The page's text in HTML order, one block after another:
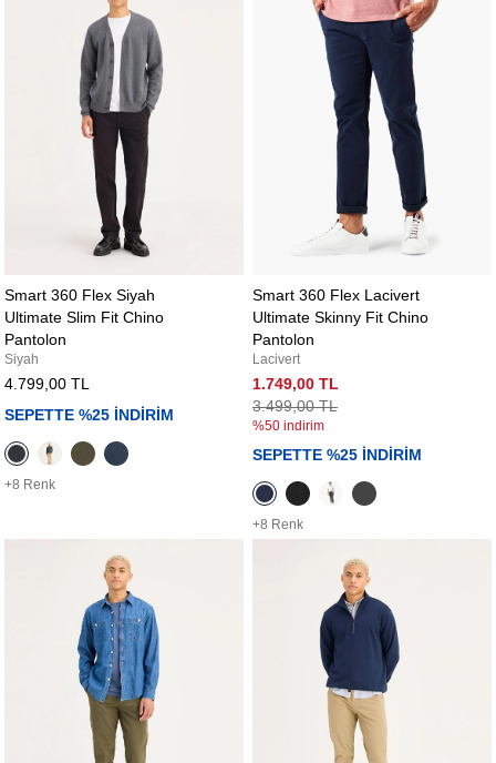
+8 Renk
Smart 360 Flex Siyah
Ultimate Slim Fit Chino
Pantolon
Siyah
4.799,00 TL
SEPETTE %25 İNDİRİM
+8 Renk
Smart 360 Flex Lacivert
Ultimate Skinny Fit Chino
Pantolon
Lacivert
3.499,00 TL
1.749,00 TL
%50 indirim
SEPETTE %25 İNDİRİM